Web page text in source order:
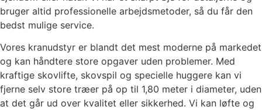
bruger altid professionelle arbejdsmetoder, så du får den
bedst mulige service.
Vores kranudstyr er blandt det mest moderne på markedet
og kan håndtere store opgaver uden problemer. Med
kraftige skovlifte, skovspil og specielle huggere kan vi
fjerne selv store træer på op til 1,80 meter i diameter, uden
at det går ud over kvalitet eller sikkerhed. Vi kan løfte og